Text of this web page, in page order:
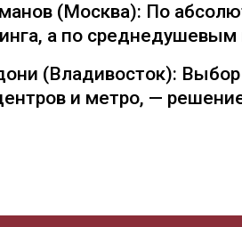
(Москва): По
а по
(Владивосток): Выбор
и метро, —